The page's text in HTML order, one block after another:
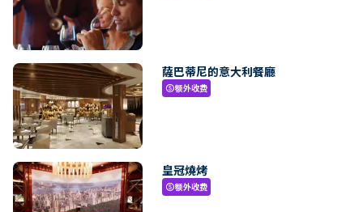
薩巴蒂尼的意大利餐廳
paid额外收费
皇冠燒烤
paid额外收费